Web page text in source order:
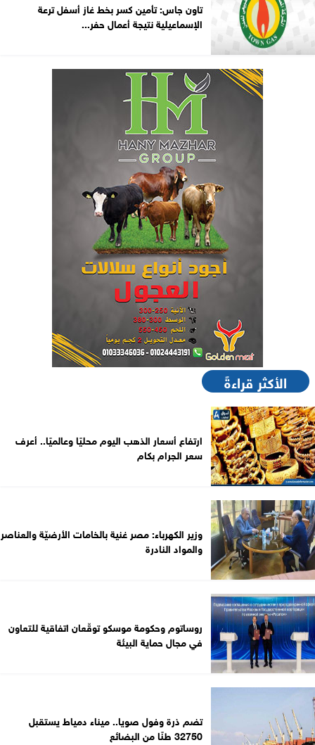
تاون جاس: تأمين كسر بخط غاز أسفل ترعة
الإسماعيلية نتيجة أعمال حفر...
الأكثر قراءةً
ارتفاع أسعار الذهب اليوم محليًا وعالميًا.. أعرف
سعر الجرام بكام
وزير الكهرباء: مصر غنية بالخامات الأرضيّة والعناصر
والمواد النادرة
روساتوم وحكومة موسكو توقّعان اتفاقية للتعاون
في مجال حماية البيئة
تضم ذرة وفول صويا.. ميناء دمياط يستقبل
32750 طنًا من البضائع